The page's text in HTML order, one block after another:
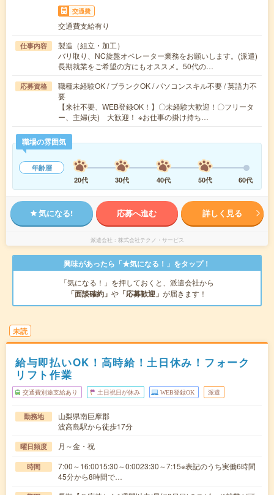
交通費
交通費支給有り
仕事内容
製造（組立・加工）
バリ取り、NC旋盤オペレーター業務をお願いします。(派遣)
長期就業をご希望の方にもオススメ。50代の…
応募資格
職種未経験OK / ブランクOK / パソコンスキル不要 / 英語力不
要
【来社不要、WEB登録OK！】〇未経験大歓迎！〇フリータ
ー、主婦(夫) 大歓迎！ ※お仕事の掛け持ち…
職場の雰囲気
年齢層
20代
30代 40代 50代 60代
気になる! 応募へ進む 詳しく見る
派遣会社 株式会社テクノ・サービス
興味があったら「★気になる！」をタップ！
「気になる！」を押しておくと、派遣会社から
「面談確約」 や 「応募歓迎」 が届きます！
未読
給与即払いOK！高時給！土日休み！フォーク
リフト作業
交通費別途支給あり 土日祝日が休み WEB登録OK 派遣
勤務地
山梨県南巨摩郡
波高島駅から徒歩17分
曜日頻度 月～金・祝
時間
7:00～16:0015:30～0:0023:30～7:15※表記のうち実働6時間
45分から8時間で…